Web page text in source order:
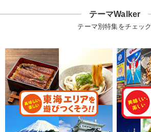
テーマWalker
テーマ別特集をチェック